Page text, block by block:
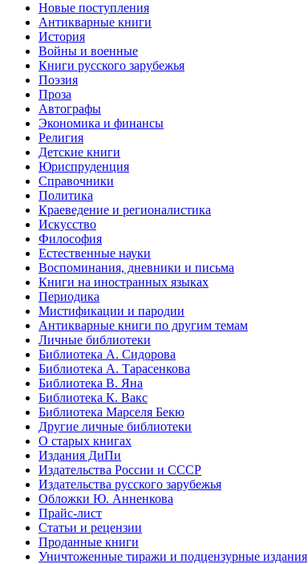
Новые поступления
Антикварные книги
История
Войны и военные
Книги русского зарубежья
Поэзия
Проза
Автографы
Экономика и финансы
Религия
Детские книги
Юриспруденция
Справочники
Политика
Краеведение и регионалистика
Искусство
Философия
Естественные науки
Воспоминания, дневники и письма
Книги на иностранных языках
Периодика
Мистификации и пародии
Антикварные книги по другим темам
Личные библиотеки
Библиотека А. Сидорова
Библиотека А. Тарасенкова
Библиотека В. Яна
Библиотека К. Вакс
Библиотека Марселя Бекю
Другие личные библиотеки
О старых книгах
Издания ДиПи
Издательства России и СССР
Издательства русского зарубежья
Обложки Ю. Анненкова
Прайс-лист
Статьи и рецензии
Проданные книги
Уничтоженные тиражи и подцензурные издания